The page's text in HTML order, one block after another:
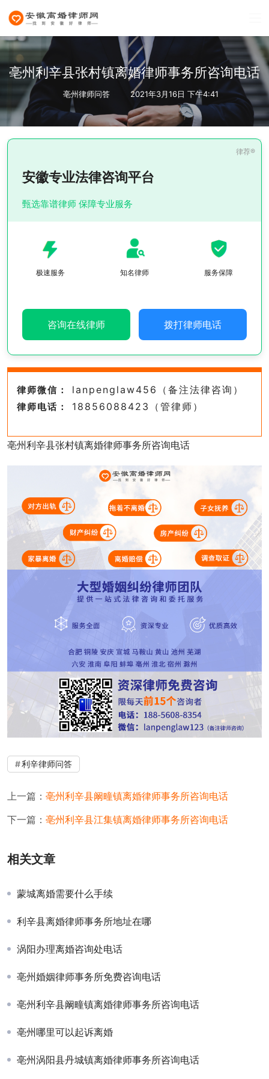
亳州利辛县张村镇离婚律师事务所咨询电话
亳州律师问答 2021年3月16日 下午4:41
安徽专业法律咨询平台
甄选靠谱律师 保障专业服务
极速服务 知名律师 服务保障
咨询在线律师 拨打律师电话
律师微信： lanpenglaw456（备注法律咨询）
律师电话： 18856088423（管律师）
亳州利辛县张村镇离婚律师事务所咨询电话
利辛律师问答
上一篇： 亳州利辛县阚疃镇离婚律师事务所咨询电话
下一篇： 亳州利辛县江集镇离婚律师事务所咨询电话
相关文章
蒙城离婚需要什么手续
利辛县离婚律师事务所地址在哪
涡阳办理离婚咨询处电话
亳州婚姻律师事务所免费咨询电话
亳州利辛县阚疃镇离婚律师事务所咨询电话
亳州哪里可以起诉离婚
亳州涡阳县丹城镇离婚律师事务所咨询电话